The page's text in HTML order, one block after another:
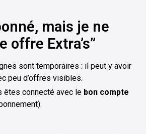
mais je ne
offre Extra’s”
sont temporaires : il peut y avoir
peu d’offres visibles.
êtes connecté avec le bon compte